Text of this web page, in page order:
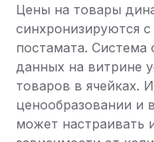
Цены на товары
синхронизируются
постамата. Система
данных на витрине
товаров в ячейках.
ценообразовании и
может настраивать